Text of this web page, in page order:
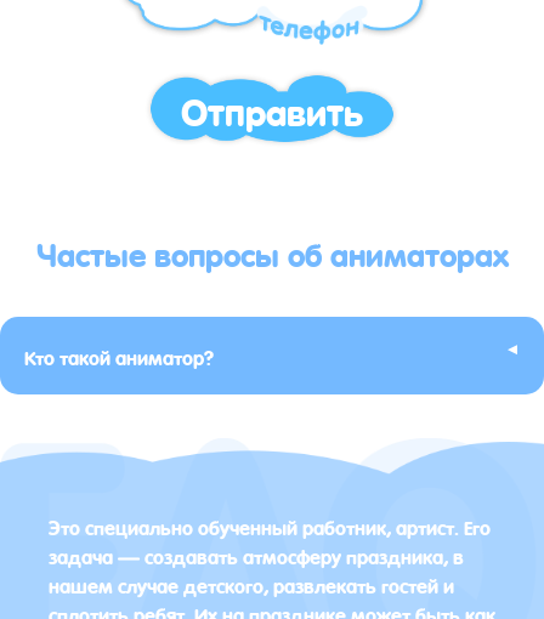
Отправить
Частые вопросы об аниматорах
Кто такой аниматор? ▸
Это специально обученный работник, артист. Его
задача — создавать атмосферу праздника, в
нашем случае детского, развлекать гостей и